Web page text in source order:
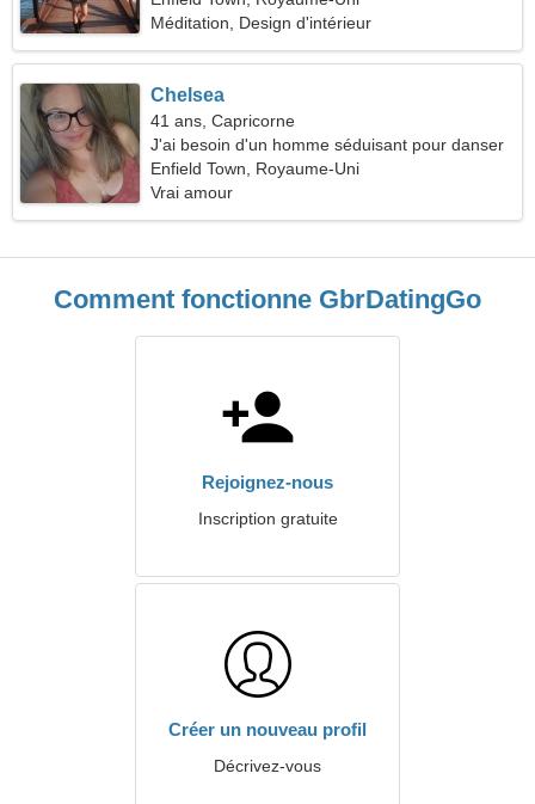
Méditation, Design d'intérieur
Chelsea
41 ans, Capricorne
J'ai besoin d'un homme séduisant pour danser
ensemble
Enfield Town, Royaume-Uni
Vrai amour
Comment fonctionne GbrDatingGo
Rejoignez-nous
Inscription gratuite
Créer un nouveau profil
Décrivez-vous